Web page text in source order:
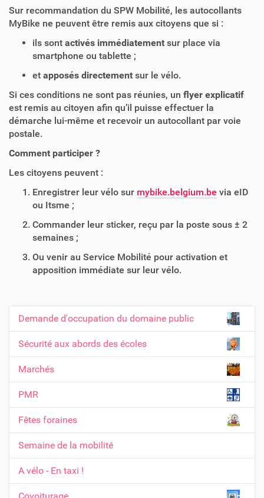
Sur recommandation du SPW Mobilité, les autocollants
MyBike ne peuvent être remis aux citoyens que si :
ils sont activés immédiatement sur place via
smartphone ou tablette ;
et apposés directement sur le vélo.
Si ces conditions ne sont pas réunies, un flyer explicatif
est remis au citoyen afin qu’il puisse effectuer la
démarche lui-même et recevoir un autocollant par voie
postale.
Comment participer ?
Les citoyens peuvent :
Enregistrer leur vélo sur mybike.belgium.be via eID
ou Itsme ;
Commander leur sticker, reçu par la poste sous ± 2
semaines ;
Ou venir au Service Mobilité pour activation et
apposition immédiate sur leur vélo.
N
a
v
i
g
a
t
i
n
Demande d'occupation du domaine public
Sécurité aux abords des écoles
Marchés
PMR
Fêtes foraines
Semaine de la mobilité
A vélo - En taxi !